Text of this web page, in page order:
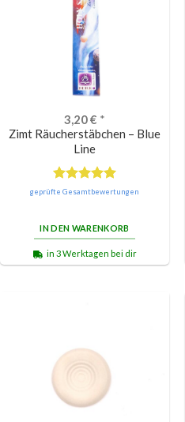
3,20€ *
Zimt Räucherstäbchen – Blue
Line
Bewertet
geprüfte Gesamtbewertungen
IN DEN WARENKORB
in 3 Werktagen bei dir